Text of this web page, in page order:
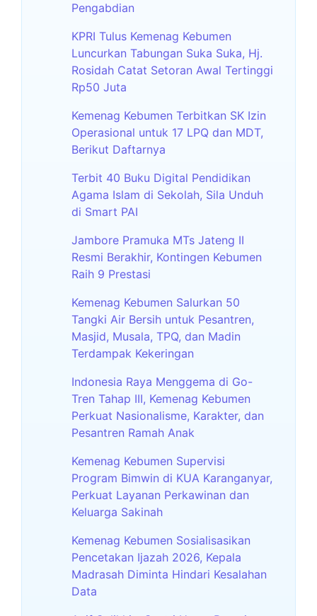
Pengabdian
KPRI Tulus Kemenag Kebumen
Luncurkan Tabungan Suka Suka, Hj.
Rosidah Catat Setoran Awal Tertinggi
Rp50 Juta
Kemenag Kebumen Terbitkan SK Izin
Operasional untuk 17 LPQ dan MDT,
Berikut Daftarnya
Terbit 40 Buku Digital Pendidikan
Agama Islam di Sekolah, Sila Unduh
di Smart PAI
Jambore Pramuka MTs Jateng II
Resmi Berakhir, Kontingen Kebumen
Raih 9 Prestasi
Kemenag Kebumen Salurkan 50
Tangki Air Bersih untuk Pesantren,
Masjid, Musala, TPQ, dan Madin
Terdampak Kekeringan
Indonesia Raya Menggema di Go-
Tren Tahap III, Kemenag Kebumen
Perkuat Nasionalisme, Karakter, dan
Pesantren Ramah Anak
Kemenag Kebumen Supervisi
Program Bimwin di KUA Karanganyar,
Perkuat Layanan Perkawinan dan
Keluarga Sakinah
Kemenag Kebumen Sosialisasikan
Pencetakan Ijazah 2026, Kepala
Madrasah Diminta Hindari Kesalahan
Data